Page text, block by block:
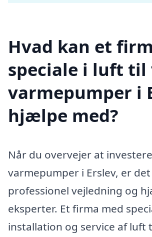
Hvad kan et
speciale i luft til
varmepumper i
hjælpe med?
Når du overvejer at
varmepumper i Erslev, er
professionel vejledning og
eksperter. Et firma med
installation og service af luft